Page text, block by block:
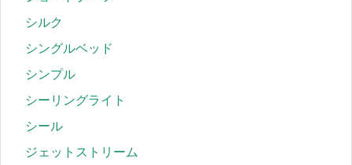
シルク
シングルベッド
シンプル
シーリングライト
シール
ジェットストリーム